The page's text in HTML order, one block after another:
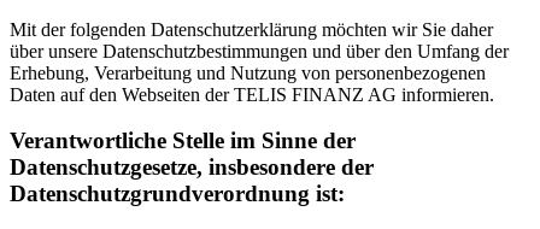
Mit der folgenden Datenschutzerklärung möchten wir Sie daher
über unsere Datenschutzbestimmungen und über den Umfang der
Erhebung, Verarbeitung und Nutzung von personenbezogenen
Daten auf den Webseiten der TELIS FINANZ AG informieren.
Verantwortliche Stelle im Sinne der
Datenschutzgesetze, insbesondere der
Datenschutzgrundverordnung ist: